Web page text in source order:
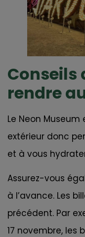
Conseils
rendre
Le Neon
extérieur donc
et à vous
Assurez-vous
à l’avance. Les
précédent. Par
17 novembre, les